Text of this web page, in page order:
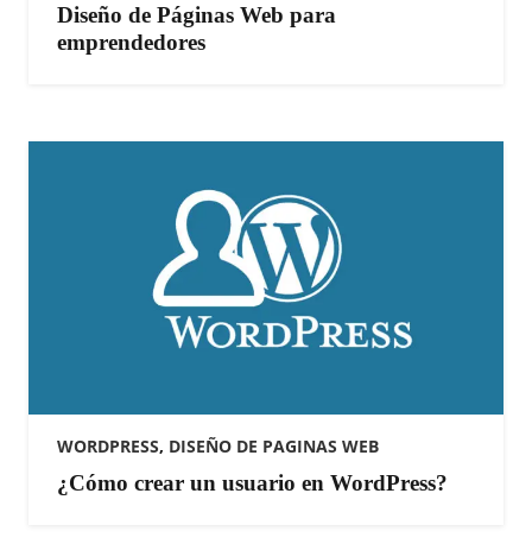
Diseño de Páginas Web para
emprendedores
WORDPRESS, DISEÑO DE PAGINAS WEB
¿Cómo crear un usuario en WordPress?